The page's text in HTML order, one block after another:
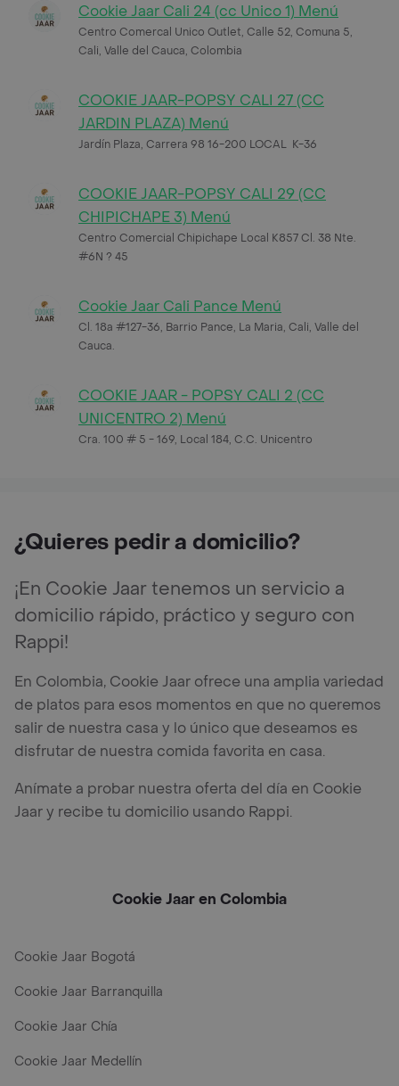
Cookie Jaar Cali 24 (cc Unico 1) Menú
Centro Comercal Unico Outlet, Calle 52, Comuna 5,
Cali, Valle del Cauca, Colombia
COOKIE JAAR-POPSY CALI 27 (CC
JARDIN PLAZA) Menú
Jardín Plaza, Carrera 98 16-200 LOCAL K-36
COOKIE JAAR-POPSY CALI 29 (CC
CHIPICHAPE 3) Menú
Centro Comercial Chipichape Local K857 Cl. 38 Nte.
#6N ? 45
Cookie Jaar Cali Pance Menú
Cl. 18a #127-36, Barrio Pance, La Maria, Cali, Valle del
Cauca.
COOKIE JAAR - POPSY CALI 2 (CC
UNICENTRO 2) Menú
Cra. 100 # 5 - 169, Local 184, C.C. Unicentro
¿Quieres pedir a domicilio?
¡En Cookie Jaar tenemos un servicio a
domicilio rápido, práctico y seguro con
Rappi!
En Colombia, Cookie Jaar ofrece una amplia variedad
de platos para esos momentos en que no queremos
salir de nuestra casa y lo único que deseamos es
disfrutar de nuestra comida favorita en casa.
Anímate a probar nuestra oferta del día en Cookie
Jaar y recibe tu domicilio usando Rappi.
Cookie Jaar en Colombia
Cookie Jaar Bogotá
Cookie Jaar Barranquilla
Cookie Jaar Chía
Cookie Jaar Medellín